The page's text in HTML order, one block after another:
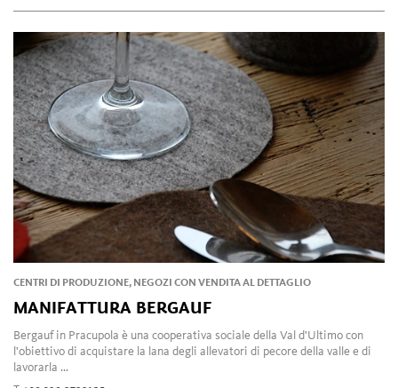
CENTRI DI PRODUZIONE, NEGOZI CON VENDITA AL DETTAGLIO
MANIFATTURA BERGAUF
Bergauf in Pracupola è una cooperativa sociale della Val d'Ultimo con
l'obiettivo di acquistare la lana degli allevatori di pecore della valle e di
lavorarla ...